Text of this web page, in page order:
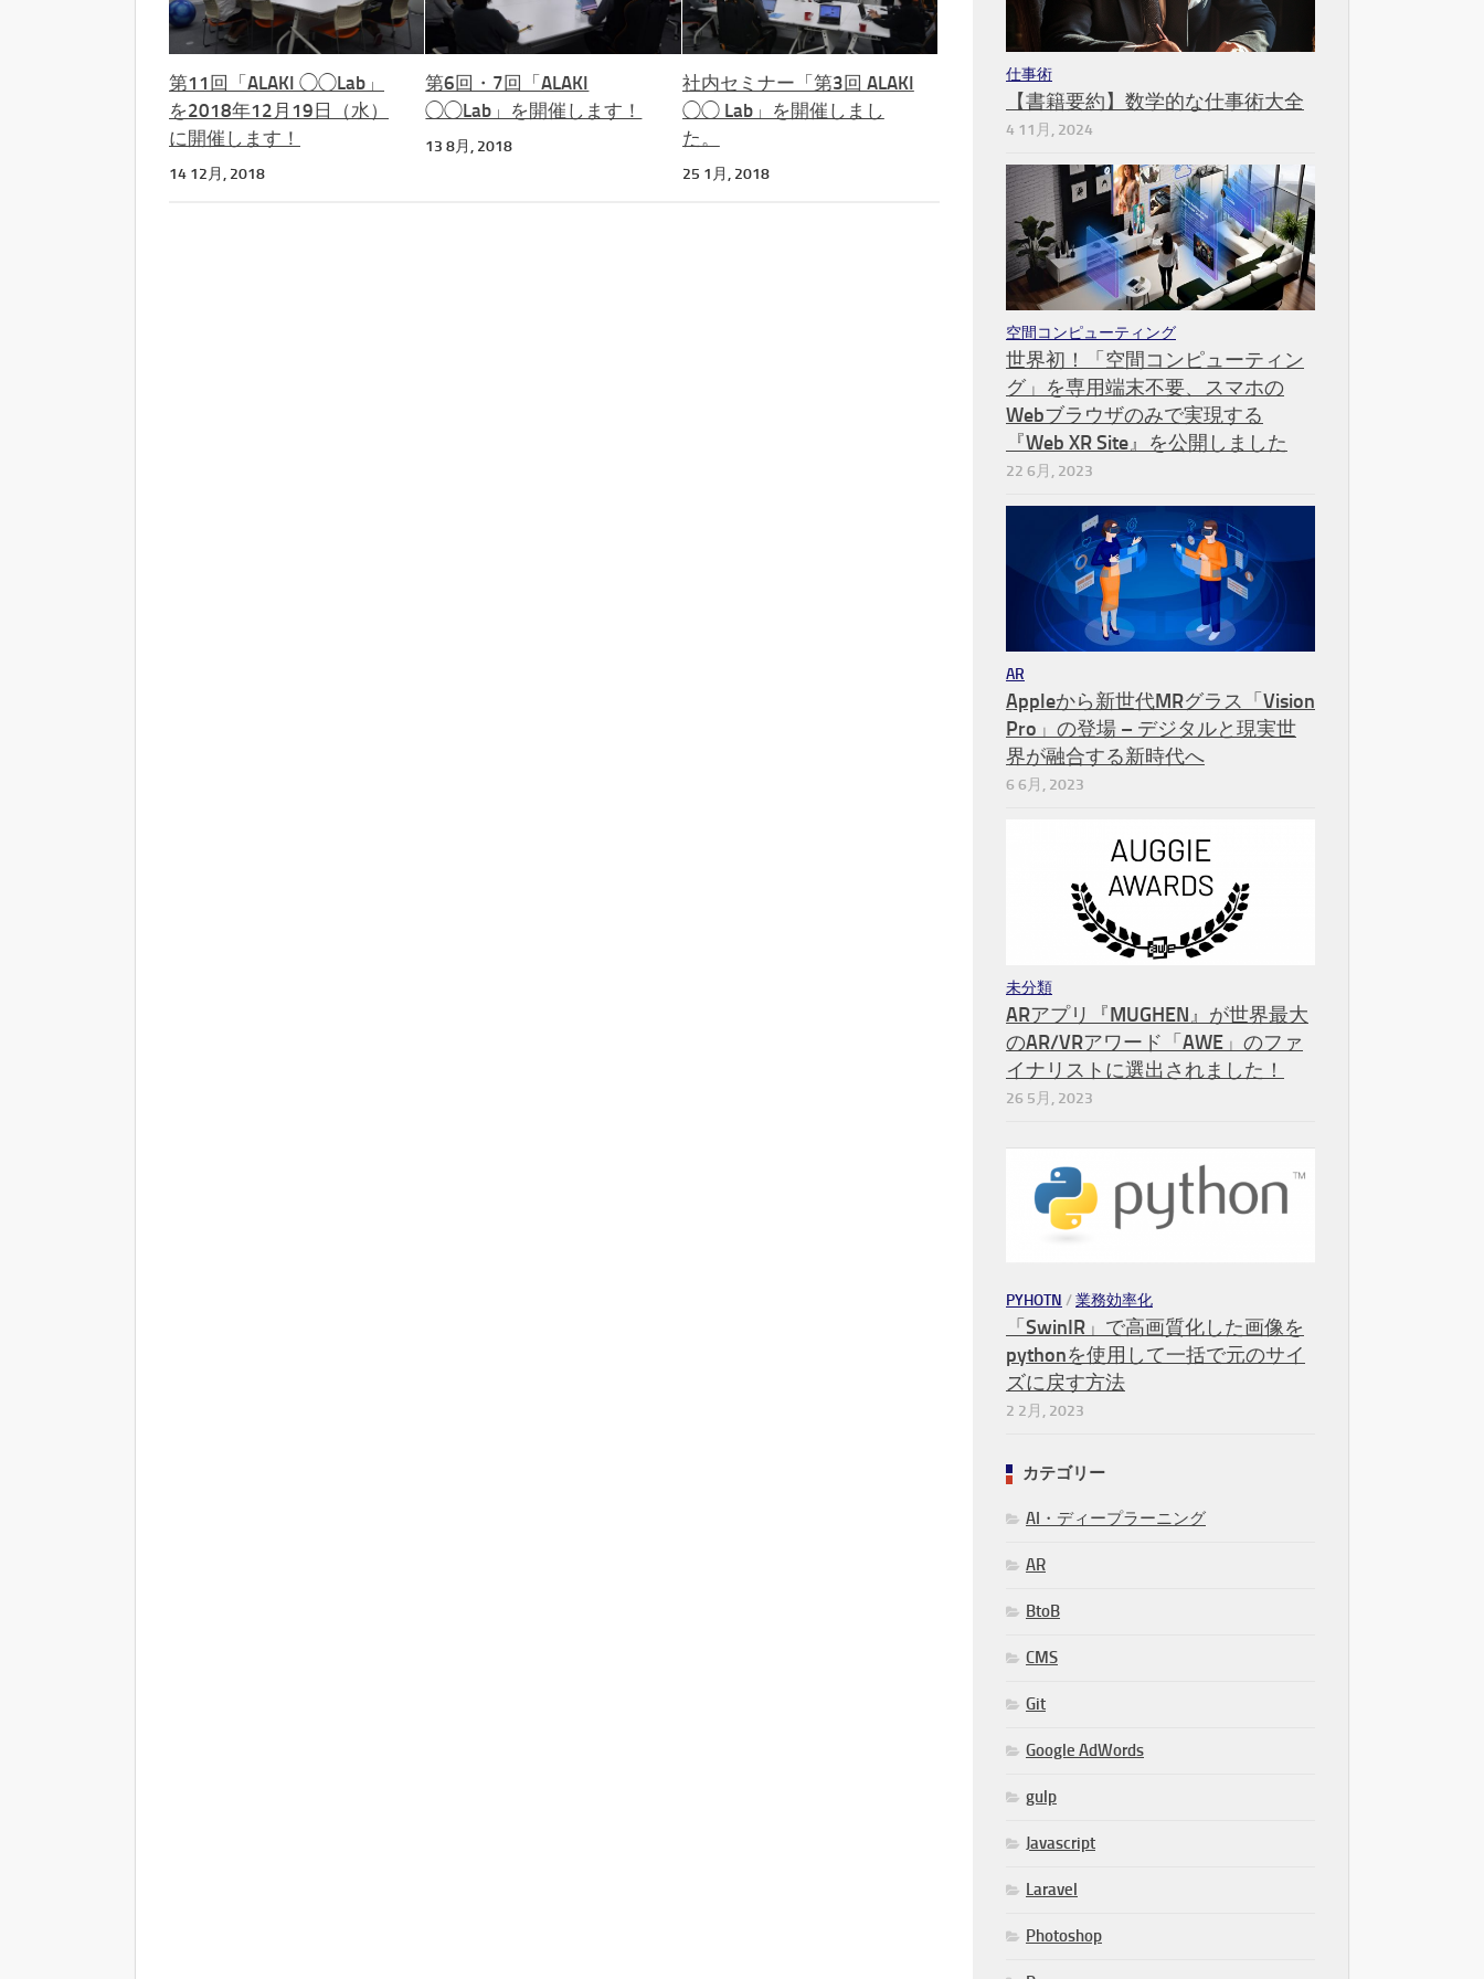
第11回「ALAKI ◯◯Lab」
を2018年12月19日（水）
に開催します！
14 12月, 2018
第6回・7回「ALAKI
◯◯Lab」を開催します！
13 8月, 2018
社内セミナー「第3回 ALAKI
◯◯ Lab」を開催しまし
た。
25 1月, 2018
仕事術
【書籍要約】数学的な仕事術大全
4 11月, 2024
空間コンピューティング
世界初！「空間コンピューティン
グ」を専用端末不要、スマホの
Webブラウザのみで実現する
『Web XR Site』を公開しました
22 6月, 2023
AR
Appleから新世代MRグラス「Vision
Pro」の登場 – デジタルと現実世
界が融合する新時代へ
6 6月, 2023
未分類
ARアプリ『MUGHEN』が世界最大
のAR/VRアワード「AWE」のファ
イナリストに選出されました！
26 5月, 2023
PYHOTN /業務効率化
「SwinIR」で高画質化した画像を
pythonを使用して一括で元のサイ
ズに戻す方法
2 2月, 2023
カテゴリー
AI・ディープラーニング
AR
BtoB
CMS
Git
Google AdWords
gulp
Javascript
Laravel
Photoshop